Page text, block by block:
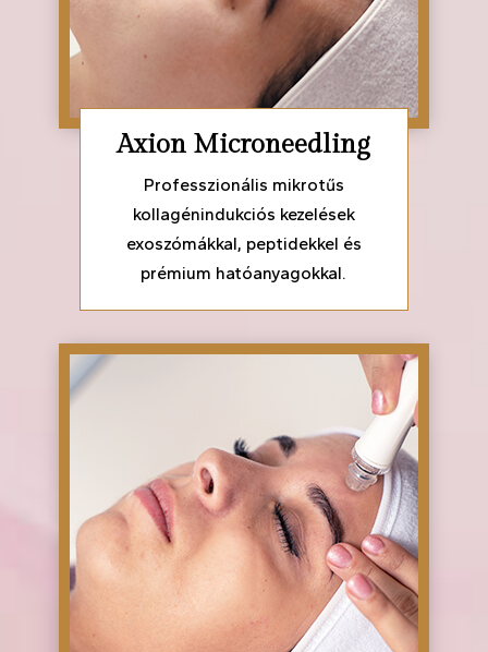
Axion Microneedling
Professzionális mikrotűs
kollagénindukciós kezelések
exoszómákkal, peptidekkel és
prémium hatóanyagokkal.